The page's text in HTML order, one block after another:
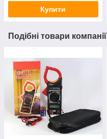
Купити
Подібні товари компанії